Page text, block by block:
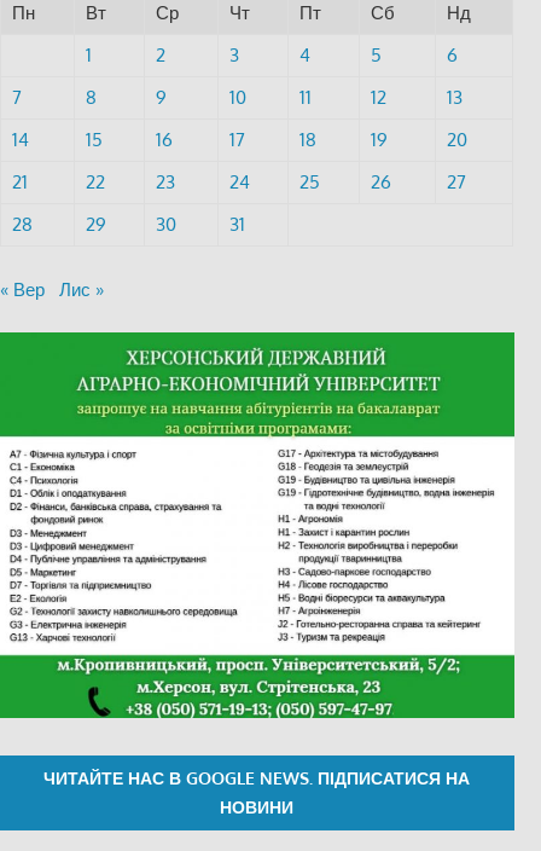
Пн
Вт Ср Чт Пт Сб
Нд
1
2 3 4 5
6
7
8 9 10 11 12
13
14
15 16 17 18 19
20
21
22 23 24 25 26
27
28
29 30 31
« Вер Лис »
ЧИТАЙТЕ НАС В GOOGLE NEWS. ПІДПИСАТИСЯ НА
НОВИНИ